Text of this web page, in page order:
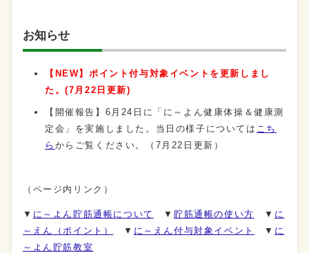
お知らせ
【NEW】ポイント付与対象イベントを更新しまし
た。(7月22日更新)
【開催報告】6月24日に「に～よん健康体操＆健康測
定会」を実施しました。当日の様子については こち
ら からご覧ください。（7月22日更新）
（ページ内リンク）
▼ に～よん貯筋通帳について ▼ 貯筋通帳の使い方 ▼ に
～えん（ポイント）
▼ に～えん付与対象イベント ▼ に
～よん貯筋教室